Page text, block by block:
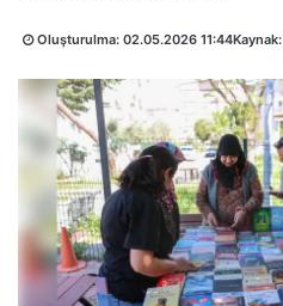
Oluşturulma: 02.05.2026 11:44Kaynak: